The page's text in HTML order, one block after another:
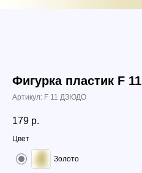
Фигурка пластик F 11
Артикул: F 11 ДЗЮДО
179 р.
Цвет
Золото